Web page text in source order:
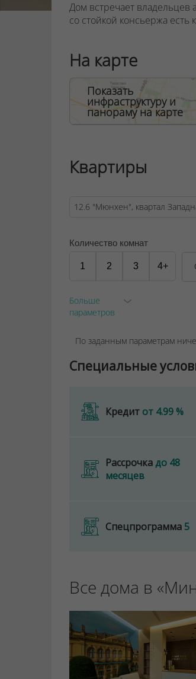
Дом встречает владельцев
со стойкой консьержа
первом уровне находится
ограниченными
Панорамные окна — от пола
растущего на глазах
обеспечивающая
окнами и остекленными
Договор на оказание
На карте
Показать
инфраструктуру и
панораму на карте
Квартиры
Количество комнат
1 2 3 4+
Больше
параметров
По заданным параметрам
Специальные
Кредит от 4.99 %
Рассрочкадо 48
месяцев
Спецпрограмма5
Все дома в